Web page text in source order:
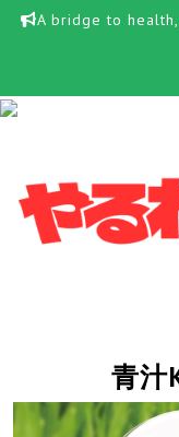
Skip A bridge to
青汁